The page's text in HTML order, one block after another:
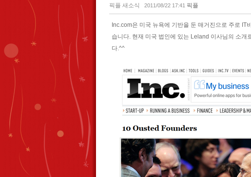
픽플 새소식 2011/08/22 17:41 픽플
Inc.com은 미국 뉴욕에 기반을 둔 매거진으로 주로
습니다. 현재 미국 법인에 있는 Leland 이사님의 소개
다.^^